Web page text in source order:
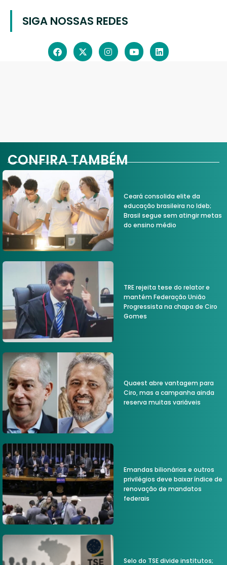
SIGA NOSSAS REDES
CONFIRA TAMBÉM
Ceará consolida elite da
educação brasileira no Ideb;
Brasil segue sem atingir metas
do ensino médio
TRE rejeita tese do relator e
mantém Federação União
Progressista na chapa de Ciro
Gomes
Quaest abre vantagem para
Ciro, mas a campanha ainda
reserva muitas variáveis
Emandas bilionárias e outros
privilégios deve baixar índice de
renovação de mandatos
federais
Selo do TSE divide institutos;